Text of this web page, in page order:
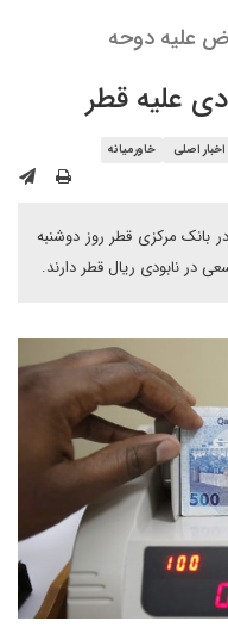
علیه دوحه
علیه قطر
اخبار اصلی خاورمیانه
بانک مرکزی قطر روز دوشنبه
در نابودی ریال قطر دارند.